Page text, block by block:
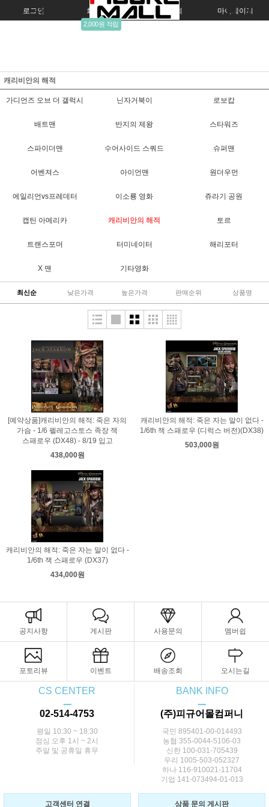
로그인 회원가입
2,000원 적립
주문조회 마이페이지
캐리비안의 해적
가디언즈 오브 더 갤럭시 닌자거북이 로보캅
배트맨 반지의 제왕 스타워즈
스파이더맨 수어사이드 스쿼드 슈퍼맨
어벤져스 아이언맨 원더우먼
에일리언vs프레데터 이소룡 영화 쥬라기 공원
캡틴 아메리카 캐리비안의 해적 토르
트랜스포머 터미네이터 해리포터
X 맨 기타영화
최신순 낮은가격 높은가격 판매순위 상품명
[예약상품]캐리비안의 해적: 죽은 자의
가슴 - 1/6 펠레고스토스 족장 잭
스패로우 (DX48) - 8/19 입고
438,000원
캐리비안의 해적: 죽은 자는 말이 없다 -
1/6th 잭 스패로우 (디럭스 버전)(DX38)
503,000원
캐리비안의 해적: 죽은 자는 말이 없다 -
1/6th 잭 스패로우 (DX37)
434,000원
공지사항 게시판 사용문의 멤버쉽
포토리뷰 이벤트 배송조회 오시는길
CS CENTER
ㅡ
02-514-4753
평일 10:30 ~ 18:30
점심 오후 1시 ~ 2시
주말 및 공휴일 휴무
BANK INFO
ㅡ
(주)피규어몰컴퍼니
국민 895401-00-014493
농협 355-0044-5106-03
신한 100-031-705439
우리 1005-503-052327
하나 116-910021-11704
기업 141-073494-01-013
고객센터 연결 상품 문의 게시판